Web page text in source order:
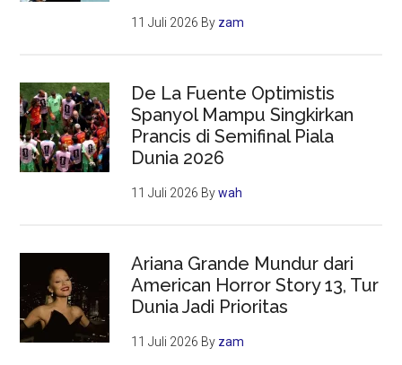
11 Juli 2026 By zam
De La Fuente Optimistis
Spanyol Mampu Singkirkan
Prancis di Semifinal Piala
Dunia 2026
11 Juli 2026 Bywah
Ariana Grande Mundur dari
American Horror Story 13, Tur
Dunia Jadi Prioritas
11 Juli 2026 By zam